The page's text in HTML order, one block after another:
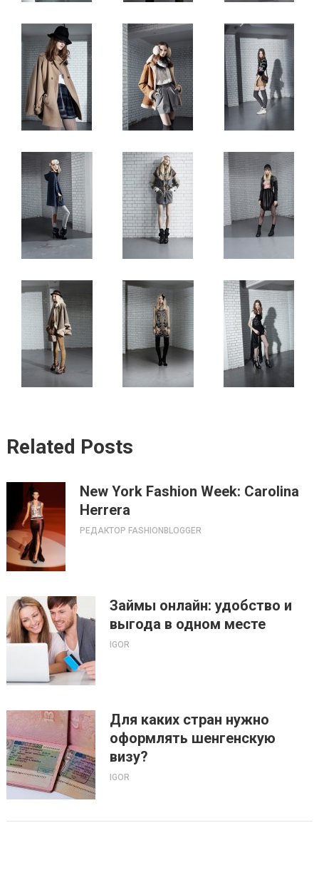
Related Posts
New York Fashion Week: Carolina
Herrera
РЕДАКТОР FASHIONBLOGGER
Займы онлайн: удобство и
выгода в одном месте
IGOR
Для каких стран нужно
оформлять шенгенскую
визу?
IGOR